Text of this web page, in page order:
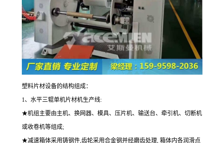
塑料片材设备的结构组成：
1、水平三辊单机片材机生产线:
★机组主要由主机、换网器、模具、压片机、输送台、牵引机、切断机
或收卷机等组成;
★减速箱体采用铸钢件,齿轮采用合金钢并经磨齿处理, 箱体内各润滑点